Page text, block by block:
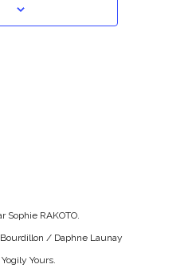
Sophie RAKOTO.
/ Daphne Launay
Yours.